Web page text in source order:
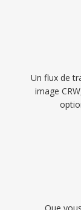
Un flux de
image